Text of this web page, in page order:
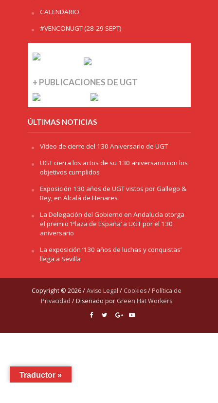
CALENDARIO
#VENCONUGT (28-29 SEPT)
+ PUBLICACIONES DE UGT
ÚLTIMAS NOTICIAS
Video de cierre del 130 Aniversario de UGT
UGT cierra los actos de su 130 aniversario con los
objetivos cumplidos
Exposición 130 años de UGT vistos por Gallego &
Rey, en Alcalá de Henares
La Delegación del Gobierno en Andalucía otorga
el premio ‘Plaza de España’ a UGT por el 130
aniversario
La exposición ‘130 años de luchas y conquistas’
llega a Sevilla
Copyright © 2026 /Aviso Legal / Cookies/ Política de
Privacidad / Diseñado por Green Hat Workers
Traductor »